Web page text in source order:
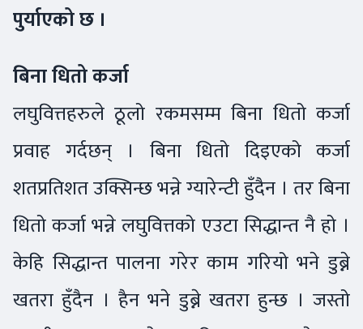
पुर्याएको छ ।
बिना धितो कर्जा
लघुवित्तहरुले ठूलो रकमसम्म बिना धितो कर्जा
प्रवाह गर्दछन् । बिना धितो दिइएको कर्जा
शतप्रतिशत उक्सिन्छ भन्ने ग्यारेन्टी हुँदैन । तर बिना
धितो कर्जा भन्ने लघुवित्तको एउटा सिद्धान्त नै हो ।
केहि सिद्धान्त पालना गरेर काम गरियो भने डुब्ने
खतरा हुँदैन । हैन भने डुब्ने खतरा हुन्छ । जस्तो